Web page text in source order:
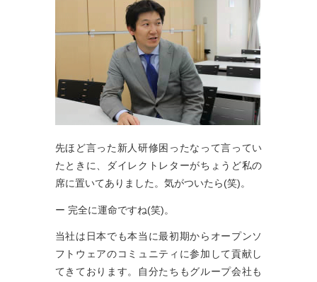
先ほど言った新人研修困ったなって言ってい
たときに、ダイレクトレターがちょうど私の
席に置いてありました。気がついたら(笑)。
ー 完全に運命ですね(笑)。
当社は日本でも本当に最初期からオープンソ
フトウェアのコミュニティに参加して貢献し
てきております。自分たちもグループ会社も